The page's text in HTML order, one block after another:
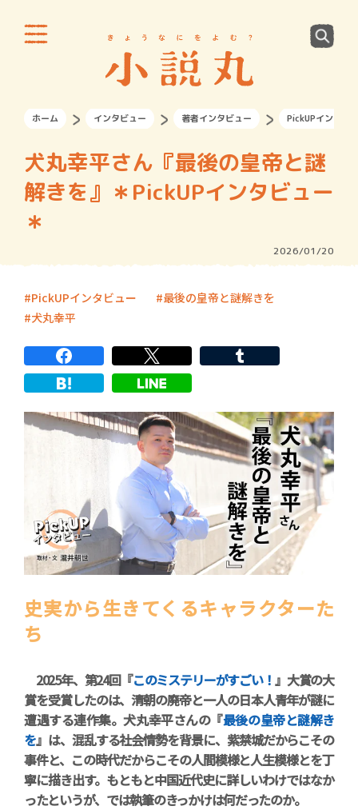
ホーム インタビュー 著者インタビュー PickUPインタビ
犬丸幸平さん『最後の皇帝と謎
解きを』＊PickUPインタビュー
＊
2026/01/20
PickUPインタビュー
最後の皇帝と謎解きを
犬丸幸平
史実から生きてくるキャラクターた
ち
2025年、第24回『このミステリーがすごい！ 』大賞の大
賞を受賞したのは、清朝の廃帝と一人の日本人青年が謎に
遭遇する連作集。犬丸幸平さんの『最後の皇帝と謎解き
を』は、混乱する社会情勢を背景に、紫禁城だからこその
事件と、この時代だからこその人間模様と人生模様とを丁
寧に描き出す。もともと中国近代史に詳しいわけではなか
ったというが、では執筆のきっかけは何だったのか。